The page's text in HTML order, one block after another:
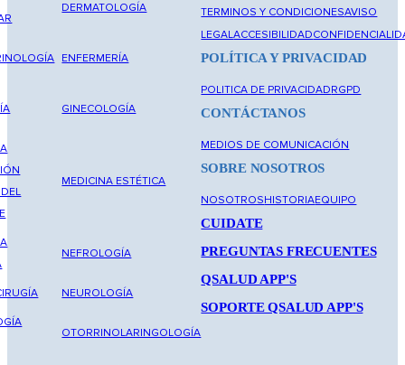
DERMATOLOGÍA
ENFERMERÍA
GINECOLOGÍA
MEDICINA ESTÉTICA
NEFROLOGÍA
NEUROLOGÍA
OTORRINOLARINGOLOGÍA
TERMINOS Y CONDICIONESAVISO
LEGALACCESIBILIDAD
POLÍTICA Y PRIVACIDAD
POLITICA DE PRIVACIDADRGPD
CONTÁCTANOS
MEDIOS DE COMUNICACIÓN
SOBRE NOSOTROS
NOSOTROSHISTORIAEQUIPO
CUIDATE
PREGUNTAS FRECUENTES
QSALUD APP'S
SOPORTE QSALUD APP'S